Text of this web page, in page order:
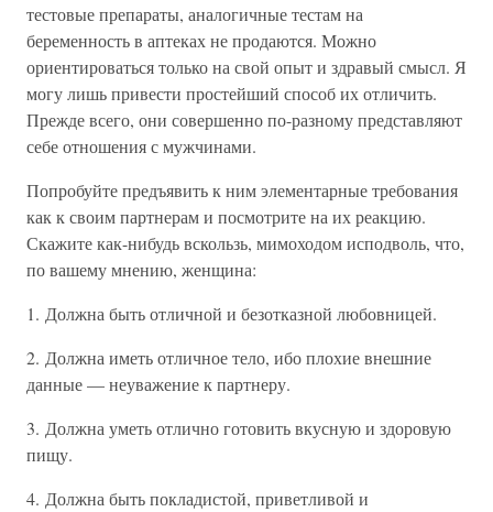
тестовые препараты, аналогичные тестам на
беременность в аптеках не продаются. Можно
ориентироваться только на свой опыт и здравый смысл. Я
могу лишь привести простейший способ их отличить.
Прежде всего, они совершенно по-разному представляют
себе отношения с мужчинами.
Попробуйте предъявить к ним элементарные требования
как к своим партнерам и посмотрите на их реакцию.
Скажите как-нибудь вскользь, мимоходом исподволь, что,
по вашему мнению, женщина:
1. Должна быть отличной и безотказной любовницей.
2. Должна иметь отличное тело, ибо плохие внешние
данные — неуважение к партнеру.
3. Должна уметь отлично готовить вкусную и здоровую
пищу.
4. Должна быть покладистой, приветливой и